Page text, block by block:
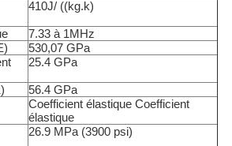
410J/ ((kg.k)
7.33 à 1MHz
530,07 GPa
25.4 GPa
56.4 GPa
Coefficient élastique Coefficient
élastique
26.9 MPa (3900 psi)